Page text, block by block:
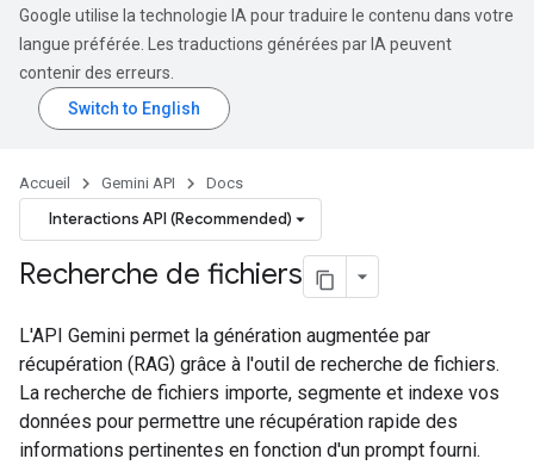
Google utilise la technologie IA pour traduire le contenu dans votre
langue préférée. Les traductions générées par IA peuvent
contenir des erreurs.
Accueil Gemini API Docs
Interactions API (Recommended)
Recherche de fichiers
L'API Gemini permet la génération augmentée par
récupération (RAG) grâce à l'outil de recherche de fichiers.
La recherche de fichiers importe, segmente et indexe vos
données pour permettre une récupération rapide des
informations pertinentes en fonction d'un prompt fourni.